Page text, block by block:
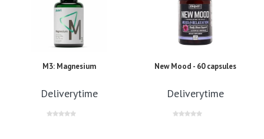
M3: Magnesium
Deliverytime
New Mood - 60 capsules
Deliverytime